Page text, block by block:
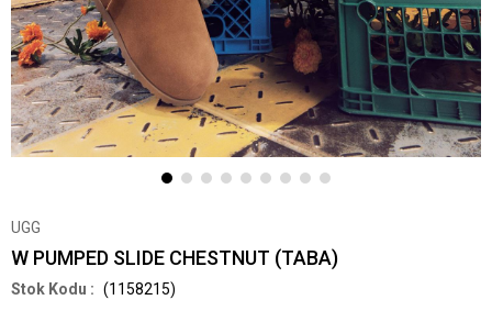
UGG
W PUMPED SLIDE CHESTNUT (TABA)
(1158215)